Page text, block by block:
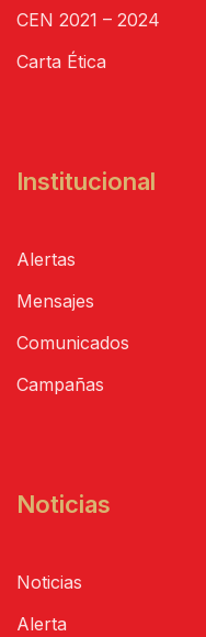
CEN 2021 – 2024
Carta Ética
Institucional
Alertas
Mensajes
Comunicados
Campañas
Noticias
Noticias
Alerta